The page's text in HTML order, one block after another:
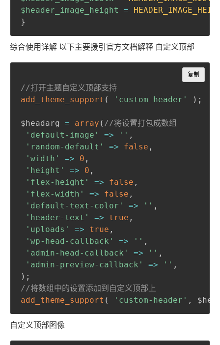
$header_image_height
=
}
综合使用详解 以下主要援引官方文档解释 自定义顶部
//打开主题自定义顶部支持
add_theme_support ( 'custom-header' ) ;
$headarg = array ( //将设置打包成数组
'default-image'
=> '' ,
'random-default'
=> false ,
'width'
=> 0 ,
'height'
=> 0 ,
'flex-height'
=> false ,
'flex-width'
=> false ,
'default-text-color'
=> '' ,
'header-text'
=> true ,
'uploads'
=> true ,
'wp-head-callback'
=> '' ,
'admin-head-callback'
=> '' ,
'admin-preview-callback'
=> '' ,
) ;
//将数组中的设置添加到自定义顶部上
add_theme_support ( 'custom-header' ,
复制
Copy
自定义顶部图像